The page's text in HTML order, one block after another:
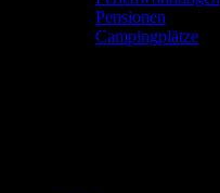
Pensionen
Campingplätze